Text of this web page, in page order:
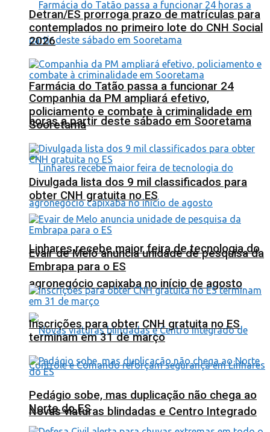
Farmácia do Tatão passa a funcionar 24
horas a partir deste sábado em Sooretama
Linhares recebe maior feira de tecnologia do
agronegócio capixaba no início de agosto
Novas viaturas blindadas e Centro Integrado
Detran/ES prorroga prazo de matrículas para
contemplados no primeiro lote do CNH Social
2026
Companhia da PM ampliará efetivo,
policiamento e combate à criminalidade em
Sooretama
Divulgada lista dos 9 mil classificados para
obter CNH gratuita no ES
Evair de Melo anuncia unidade de pesquisa da
Embrapa para o ES
Inscrições para obter CNH gratuita no ES
terminam em 31 de março
Pedágio sobe, mas duplicação não chega ao
Norte do ES